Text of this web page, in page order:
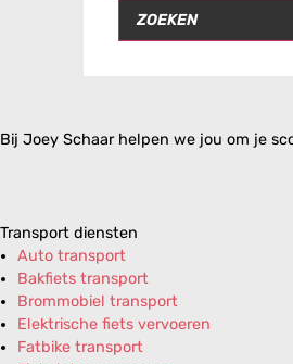
ZOEKEN
Bij Joey Schaar helpen we jou om je
Transport diensten
Auto transport
Bakfiets transport
Brommobiel transport
Elektrische fiets vervoeren
Fatbike transport